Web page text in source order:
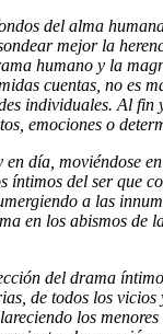
del alma
mejor la
humano y la
cuentas, no es
individuales. Al fin
emociones o
día, moviéndose
íntimos del ser que
a las
en los abismos de
del drama
de todos los
los